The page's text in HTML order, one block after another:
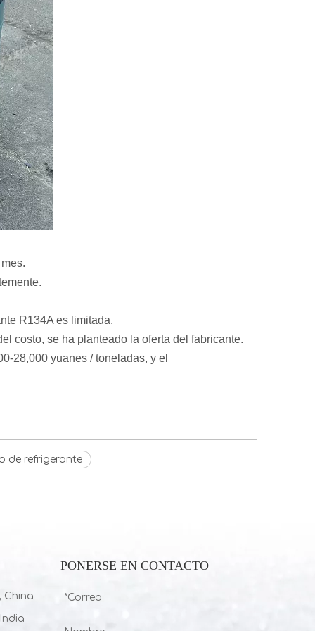
R134A es limitada.
costo, se ha planteado la oferta del fabricante.
28,000 yuanes / toneladas, y el
de refrigerante
China
PONERSE EN CONTACTO